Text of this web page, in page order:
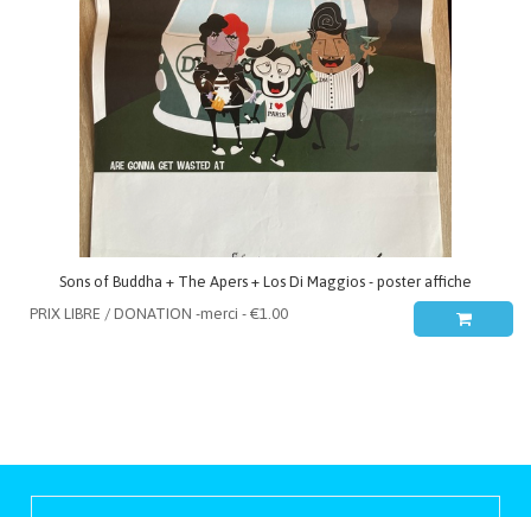
Sons of Buddha + The Apers + Los Di Maggios - poster affiche